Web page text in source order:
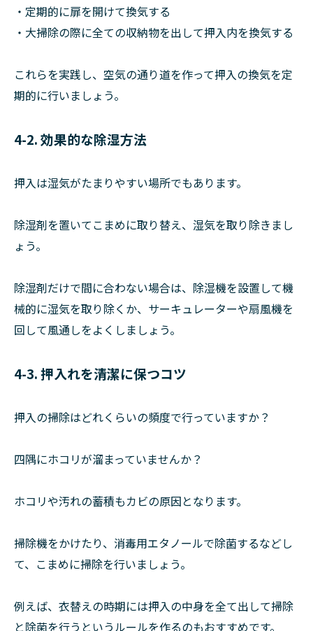
・定期的に扉を開けて換気する
・大掃除の際に全ての収納物を出して押入内を換気する
これらを実践し、空気の通り道を作って押入の換気を定
期的に行いましょう。
4-2. 効果的な除湿方法
押入は湿気がたまりやすい場所でもあります。
除湿剤を置いてこまめに取り替え、湿気を取り除きまし
ょう。
除湿剤だけで間に合わない場合は、除湿機を設置して機
械的に湿気を取り除くか、サーキュレーターや扇風機を
回して風通しをよくしましょう。
4-3. 押入れを清潔に保つコツ
押入の掃除はどれくらいの頻度で行っていますか？
四隅にホコリが溜まっていませんか？
ホコリや汚れの蓄積もカビの原因となります。
掃除機をかけたり、消毒用エタノールで除菌するなどし
て、こまめに掃除を行いましょう。
例えば、衣替えの時期には押入の中身を全て出して掃除
と除菌を行うというルールを作るのもおすすめです。